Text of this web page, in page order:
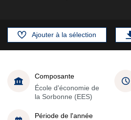
Ajouter à la sélection
Composante
École d'économie de
la Sorbonne (EES)
Période de l'année